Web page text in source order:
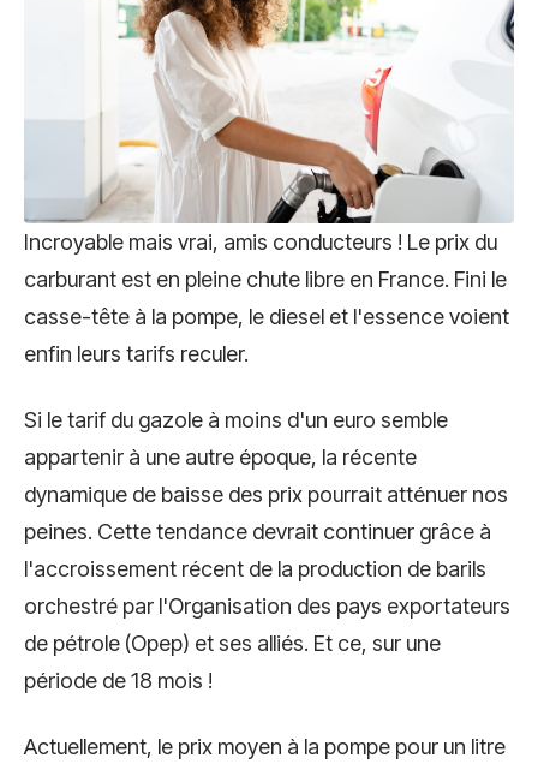
Incroyable mais vrai, amis conducteurs ! Le prix du
carburant est en pleine chute libre en France. Fini le
casse-tête à la pompe, le diesel et l'essence voient
enfin leurs tarifs reculer.
Si le tarif du gazole à moins d'un euro semble
appartenir à une autre époque, la récente
dynamique de baisse des prix pourrait atténuer nos
peines. Cette tendance devrait continuer grâce à
l'accroissement récent de la production de barils
orchestré par l'Organisation des pays exportateurs
de pétrole (Opep) et ses alliés. Et ce, sur une
période de 18 mois !
Actuellement, le prix moyen à la pompe pour un litre